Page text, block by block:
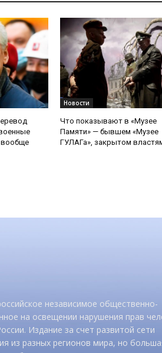
вообще
Новости
Что показывают в «Музее
Памяти» — бывшем «Музее
ГУЛАГа», закрытом
независимое общественно-
на освещении нарушения прав
Издание за счет развитой сети
из разных регионов мира, но